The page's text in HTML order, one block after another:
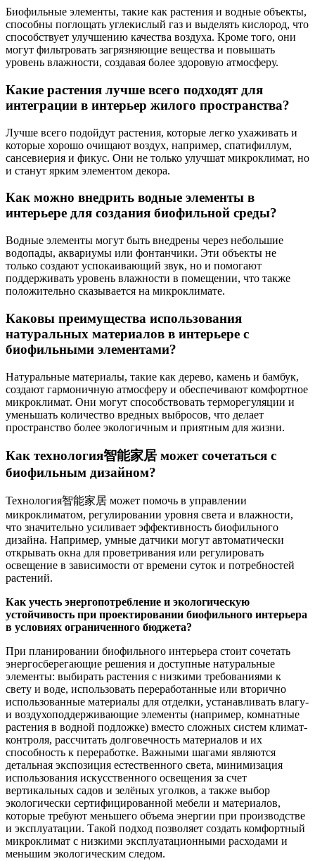
Биофильные элементы, такие как растения и водные объекты,
способны поглощать углекислый газ и выделять кислород, что
способствует улучшению качества воздуха. Кроме того, они
могут фильтровать загрязняющие вещества и повышать
уровень влажности, создавая более здоровую атмосферу.
Какие растения лучше всего подходят для
интеграции в интерьер жилого пространства?
Лучше всего подойдут растения, которые легко ухаживать и
которые хорошо очищают воздух, например, спатифиллум,
сансевиерия и фикус. Они не только улучшат микроклимат, но
и станут ярким элементом декора.
Как можно внедрить водные элементы в
интерьере для создания биофильной среды?
Водные элементы могут быть внедрены через небольшие
водопады, аквариумы или фонтанчики. Эти объекты не
только создают успокаивающий звук, но и помогают
поддерживать уровень влажности в помещении, что также
положительно сказывается на микроклимате.
Каковы преимущества использования
натуральных материалов в интерьере с
биофильными элементами?
Натуральные материалы, такие как дерево, камень и бамбук,
создают гармоничную атмосферу и обеспечивают комфортное
микроклимат. Они могут способствовать терморегуляции и
уменьшать количество вредных выбросов, что делает
пространство более экологичным и приятным для жизни.
Как технология智能家居 может сочетаться с
биофильным дизайном?
Технология智能家居 может помочь в управлении
микроклиматом, регулировании уровня света и влажности,
что значительно усиливает эффективность биофильного
дизайна. Например, умные датчики могут автоматически
открывать окна для проветривания или регулировать
освещение в зависимости от времени суток и потребностей
растений.
Как учесть энергопотребление и экологическую
устойчивость при проектировании биофильного интерьера
в условиях ограниченного бюджета?
При планировании биофильного интерьера стоит сочетать
энергосберегающие решения и доступные натуральные
элементы: выбирать растения с низкими требованиями к
свету и воде, использовать переработанные или вторично
использованные материалы для отделки, устанавливать влагу-
и воздухоподдерживающие элементы (например, комнатные
растения в водной подложке) вместо сложных систем климат-
контроля, рассчитать долговечность материалов и их
способность к переработке. Важными шагами являются
детальная экспозиция естественного света, минимизация
использования искусственного освещения за счет
вертикальных садов и зелёных уголков, а также выбор
экологически сертифицированной мебели и материалов,
которые требуют меньшего объема энергии при производстве
и эксплуатации. Такой подход позволяет создать комфортный
микроклимат с низкими эксплуатационными расходами и
меньшим экологическим следом.